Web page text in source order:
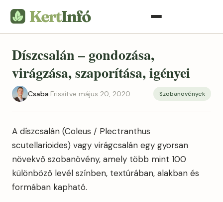
Díszcsalán – gondozása,
virágzása, szaporítása, igényei
Csaba·Frissítve május 20, 2020 Szobanövények
A díszcsalán (Coleus / Plectranthus
scutellarioides) vagy virágcsalán egy gyorsan
növekvő szobanövény, amely több mint 100
különböző levél színben, textúrában, alakban és
formában kapható.